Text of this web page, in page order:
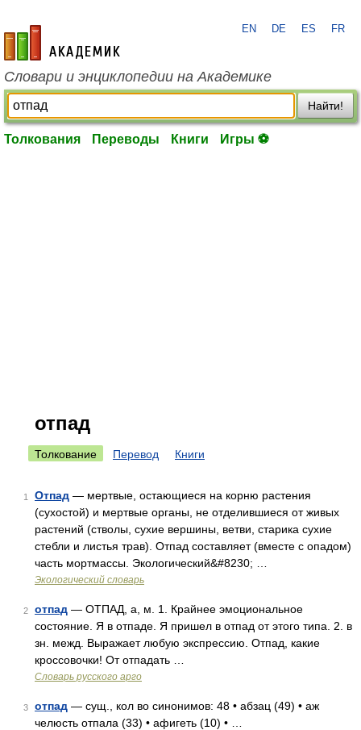
academic.ru
EN DE ES FR
Словари и энциклопедии на Академике
Найти!
Толкования Переводы Книги Игры ⚽
отпад
Толкование Перевод Книги
1 Отпад — мертвые, остающиеся на корню растения
(сухостой) и мертвые органы, не отделившиеся от живых
растений (стволы, сухие вершины, ветви, старика сухие
стебли и листья трав). Отпад составляет (вместе с опадом)
часть мортмассы. Экологический&#8230; …
Экологический словарь
2 отпад — ОТПАД, а, м. 1. Крайнее эмоциональное
состояние. Я в отпаде. Я пришел в отпад от этого типа. 2. в
зн. межд. Выражает любую экспрессию. Отпад, какие
кроссовочки! От отпадать …
Словарь русского арго
3 отпад — сущ., кол во синонимов: 48 • абзац (49) • аж
челюсть отпала (33) • афигеть (10) • …